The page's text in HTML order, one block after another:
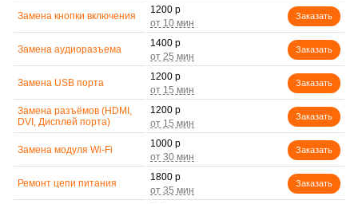
Замена кнопки включения
1200 р
Заказать
Замена аудиоразъема
1400 р
Заказать
Замена USB порта
1200 р
Заказать
Замена разъёмов (HDMI,
DVI, Дисплей порта)
1200 р
Заказать
Замена модуля Wi-Fi
1000 р
Заказать
Ремонт цепи питания
1800 р
Заказать